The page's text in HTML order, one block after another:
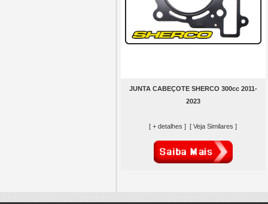
JUNTA CABEÇOTE SHERCO 300cc 2011-
2023
[ + detalhes ] [ Veja Similares ]